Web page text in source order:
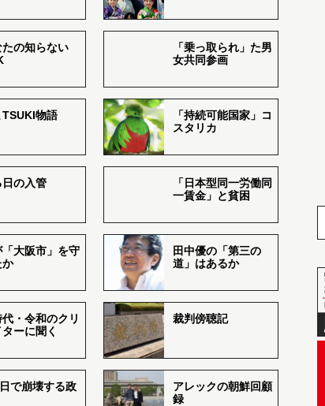
たの知らない
「乗っ取られ」た男
女共同参画
TSUKI物語
「持続可能国家」コ
スタリカ
日の入管
「日本型同一労働同
一賃金」と貧困
「大阪市」を守
か
田中優の「第三の
道」はあるか
代・令和のクリ
ーに聞く
裁判傍聴記
で崩壊する政
アレックの朝鮮回顧
録